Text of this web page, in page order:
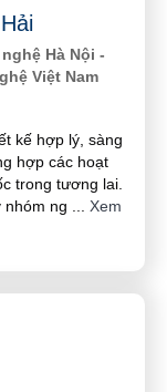
Hà Nội -
Việt Nam
kế hợp lý, sàng
hợp các hoạt
trong tương lai.
nhóm ng
Xem